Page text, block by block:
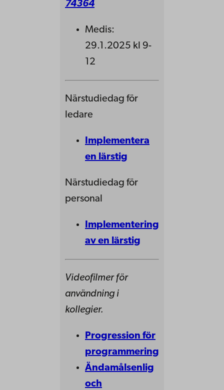
74364
Medis:
29.1.2025 kl 9-
12
Närstudiedag för
ledare
Implementera
en lärstig
Närstudiedag för
personal
Implementering
av en lärstig
Videofilmer för
användning i
kollegier.
Progression för
programmering
Ändamålsenlig
och